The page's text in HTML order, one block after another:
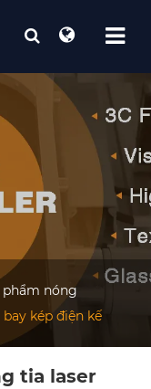
phẩm nóng
kép điện kế
tia laser